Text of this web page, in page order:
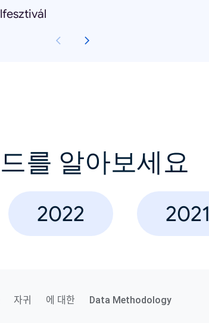
를 알아보세요
2022 2021
자귀 에 대한 Data Methodology